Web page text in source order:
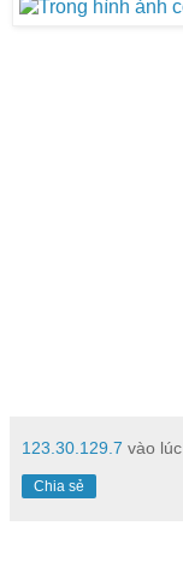
123.30.129.7 vào lúc
Chia sẻ